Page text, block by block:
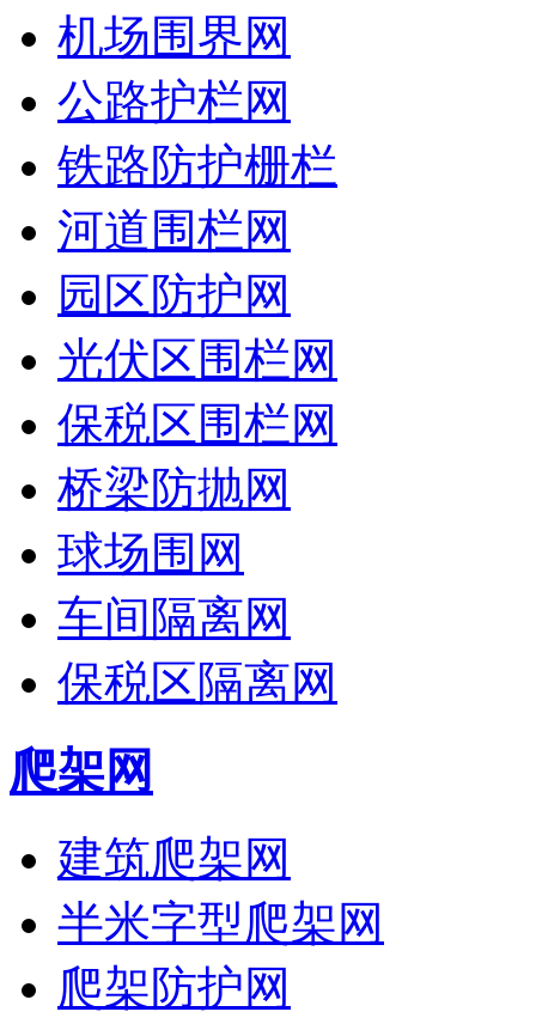
机场围界网
公路护栏网
铁路防护栅栏
河道围栏网
园区防护网
光伏区围栏网
保税区围栏网
桥梁防抛网
球场围网
车间隔离网
保税区隔离网
爬架网
建筑爬架网
半米字型爬架网
爬架防护网